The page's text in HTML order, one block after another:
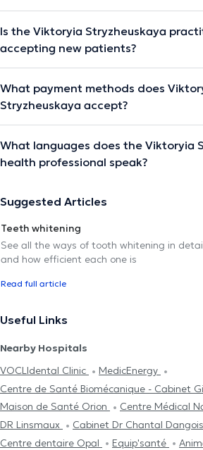
Is the Viktoryia Stryzheuskaya
accepting new patients?
What payment methods does
Stryzheuskaya accept?
What languages does the Viktoryia
health professional speak?
Suggested Articles
Teeth whitening
See all the ways of tooth whitening in
and how efficient each one is
Read full article
Useful Links
Nearby Hospitals
VOCLIdental Clinic
MedicEnergy
Centre de Santé Biomécanique - Cabinet
Maison de Santé Orion
Centre Médical
DR Linsmaux
Cabinet Dr Chantal
Centre dentaire Opal
Equip'santé